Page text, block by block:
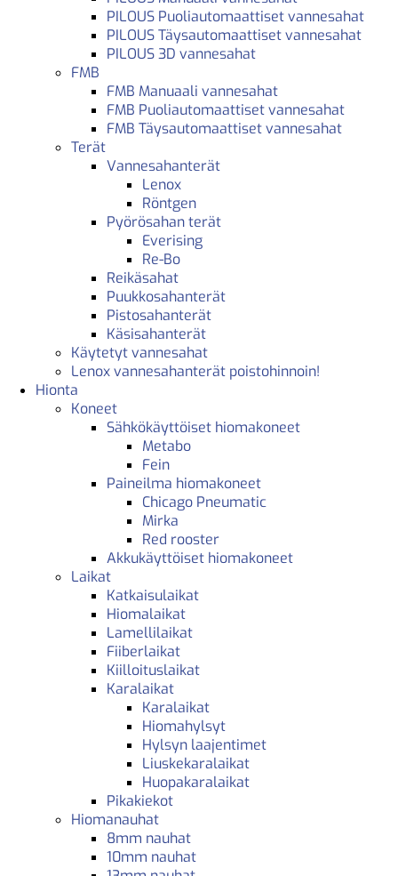
PILOUS Puoliautomaattiset vannesahat
PILOUS Täysautomaattiset vannesahat
PILOUS 3D vannesahat
FMB
FMB Manuaali vannesahat
FMB Puoliautomaattiset vannesahat
FMB Täysautomaattiset vannesahat
Terät
Vannesahanterät
Lenox
Röntgen
Pyörösahan terät
Everising
Re-Bo
Reikäsahat
Puukkosahanterät
Pistosahanterät
Käsisahanterät
Käytetyt vannesahat
Lenox vannesahanterät poistohinnoin!
Hionta
Koneet
Sähkökäyttöiset hiomakoneet
Metabo
Fein
Paineilma hiomakoneet
Chicago Pneumatic
Mirka
Red rooster
Akkukäyttöiset hiomakoneet
Laikat
Katkaisulaikat
Hiomalaikat
Lamellilaikat
Fiiberlaikat
Kiilloituslaikat
Karalaikat
Karalaikat
Hiomahylsyt
Hylsyn laajentimet
Liuskekaralaikat
Huopakaralaikat
Pikakiekot
Hiomanauhat
8mm nauhat
10mm nauhat